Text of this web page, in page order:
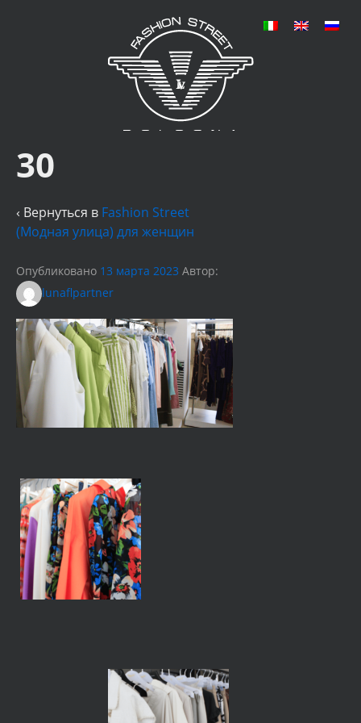
30
‹ Вернуться в Fashion Street
(Модная улица) для женщин
Опубликовано 13 марта 2023 Автор:
lunaflpartner